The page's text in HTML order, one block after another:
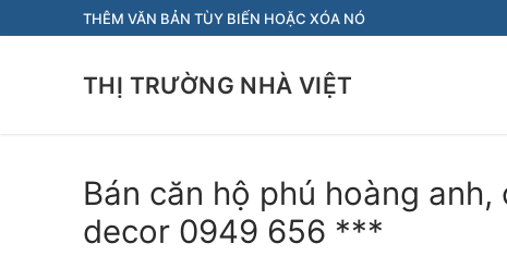
đến
THÊM VĂN BẢN TÙY BIẾN HOẶC XÓA NÓ
THỊ TRƯỜNG NHÀ VIỆT
Bán căn hộ phú hoàng
decor 0949 656 ***